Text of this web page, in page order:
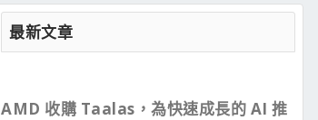
最新文章
AMD 收購 Taalas，為快速成長的 AI 推